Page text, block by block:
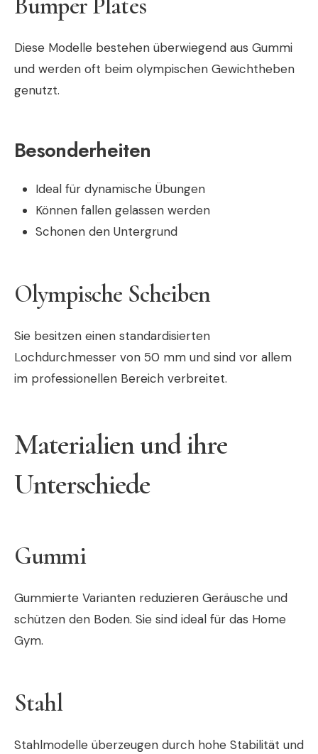
Bumper Plates
Diese Modelle bestehen überwiegend aus Gummi
und werden oft beim olympischen Gewichtheben
genutzt.
Besonderheiten
Ideal für dynamische Übungen
Können fallen gelassen werden
Schonen den Untergrund
Olympische Scheiben
Sie besitzen einen standardisierten
Lochdurchmesser von 50 mm und sind vor allem
im professionellen Bereich verbreitet.
Materialien und ihre
Unterschiede
Gummi
Gummierte Varianten reduzieren Geräusche und
schützen den Boden. Sie sind ideal für das Home
Gym.
Stahl
Stahlmodelle überzeugen durch hohe Stabilität und